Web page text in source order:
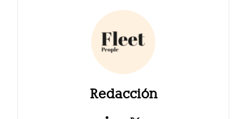
Redacción